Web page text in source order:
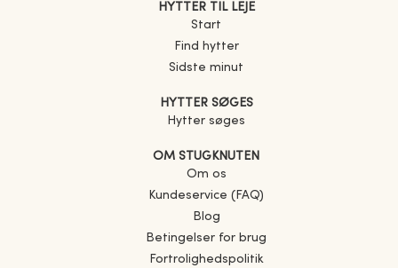
HYTTER TIL LEJE
Start
Find hytter
Sidste minut
HYTTER SØGES
Hytter søges
OM STUGKNUTEN
Om os
Kundeservice (FAQ)
Blog
Betingelser for brug
Fortrolighedspolitik